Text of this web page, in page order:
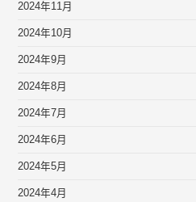
2024年11月
2024年10月
2024年9月
2024年8月
2024年7月
2024年6月
2024年5月
2024年4月